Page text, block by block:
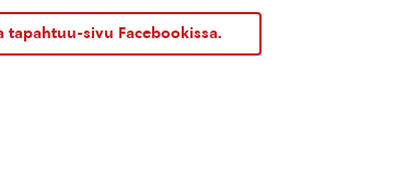
tapahtuu-sivu Facebookissa.